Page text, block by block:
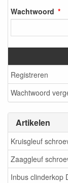
Wachtwoord
Registreren
Wachtwoord
Artikelen
Kruisgleuf
Zaaggleuf
Inbus clinderkop